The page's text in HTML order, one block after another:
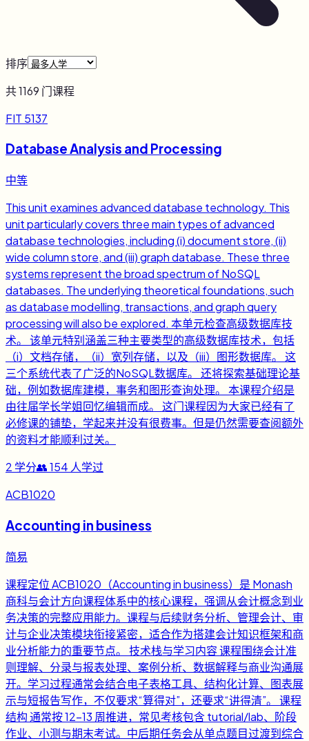
排序
共1169 门课程
FIT 5137
Database Analysis and Processing
中等
This unit examines advanced database technology. This
unit particularly covers three main types of advanced
database technologies, including (i) document store, (ii)
wide column store, and (iii) graph database. These three
systems represent the broad spectrum of NoSQL
databases. The underlying theoretical foundations, such
as database modelling, transactions, and graph query
processing will also be explored. 本单元检查高级数据库技
术。 该单元特别涵盖三种主要类型的高级数据库技术，包括
（i）文档存储，（ii）宽列存储，以及（iii）图形数据库。 这
三个系统代表了广泛的NoSQL数据库。 还将探索基础理论基
础，例如数据库建模，事务和图形查询处理。 本课程介绍是
由往届学长学姐回忆编辑而成。 这门课程因为大家已经有了
必修课的铺垫，学起来并没有很费事。但是仍然需要查阅额外
的资料才能顺利过关。
2 学分👥154 人学过
ACB1020
Accounting in business
简易
课程定位 ACB1020（Accounting in business）是 Monash
商科与会计方向课程体系中的核心课程，强调从会计概念到业
务决策的完整应用能力。课程与后续财务分析、管理会计、审
计与企业决策模块衔接紧密，适合作为搭建会计知识框架和商
业分析能力的重要节点。 技术栈与学习内容 课程围绕会计准
则理解、分录与报表处理、案例分析、数据解释与商业沟通展
开。学习过程通常会结合电子表格工具、结构化计算、图表展
示与短报告写作，不仅要求“算得对”，还要求“讲得清”。 课程
结构 通常按 12-13 周推进，常见考核包含 tutorial/lab、阶段
作业、小测与期末考试。中后期任务会从单点题目过渡到综合